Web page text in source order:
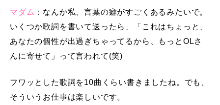
マダム ：なんか私、言葉の癖がすごくあるみたいで。
いくつか歌詞を書いて送ったら、「これはちょっと、
あなたの個性が出過ぎちゃってるから、もっとOLさ
んに寄せて」って言われて(笑)
フワッとした歌詞を10曲くらい書きましたね。でも、
そういうお仕事は楽しいです。